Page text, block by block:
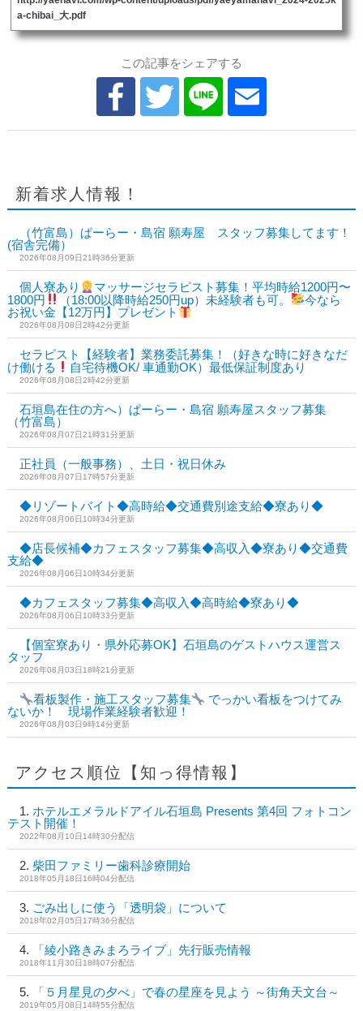
a-chibai_大.pdf
この記事をシェアする
新着求人情報！
（竹富島）ぱーらー・島宿 願寿屋 スタッフ募集してます！
(宿舎完備）
2026年08月09日21時36分更新
個人寮あり
マッサージセラピスト募集！平均時給1200円〜
1800円
（18:00以降時給250円up）未経験者も可。
今なら
お祝い金【12万円】プレゼント
2026年08月08日2時42分更新
セラピスト【経験者】業務委託募集！（好きな時に好きなだ
け働ける
自宅待機OK/ 車通勤OK）最低保証制度あり
2026年08月08日2時42分更新
石垣島在住の方へ）ぱーらー・島宿 願寿屋スタッフ募集
（竹富島）
2026年08月07日21時31分更新
正社員（一般事務）、土日・祝日休み
2026年08月07日17時57分更新
◆リゾートバイト◆高時給◆交通費別途支給◆寮あり◆
2026年08月06日10時34分更新
◆店長候補◆カフェスタッフ募集◆高収入◆寮あり◆交通費
支給◆
2026年08月06日10時34分更新
◆カフェスタッフ募集◆高収入◆高時給◆寮あり◆
2026年08月06日10時33分更新
【個室寮あり・県外応募OK】石垣島のゲストハウス運営ス
タッフ
2026年08月03日18時21分更新
看板製作・施工スタッフ募集
でっかい看板をつけてみ
ないか！ 現場作業経験者歓迎！
2026年08月03日9時14分更新
アクセス順位【知っ得情報】
ホテルエメラルドアイル石垣島 Presents 第4回 フォトコン
テスト開催！
2022年08月10日14時30分配信
柴田ファミリー歯科診療開始
2018年05月18日16時04分配信
ごみ出しに使う「透明袋」について
2018年02月05日17時36分配信
「綾小路きみまろライブ」先行販売情報
2018年11月30日18時07分配信
「５月星見の夕べ」で春の星座を見よう ～街角天文台～
2019年05月08日14時55分配信